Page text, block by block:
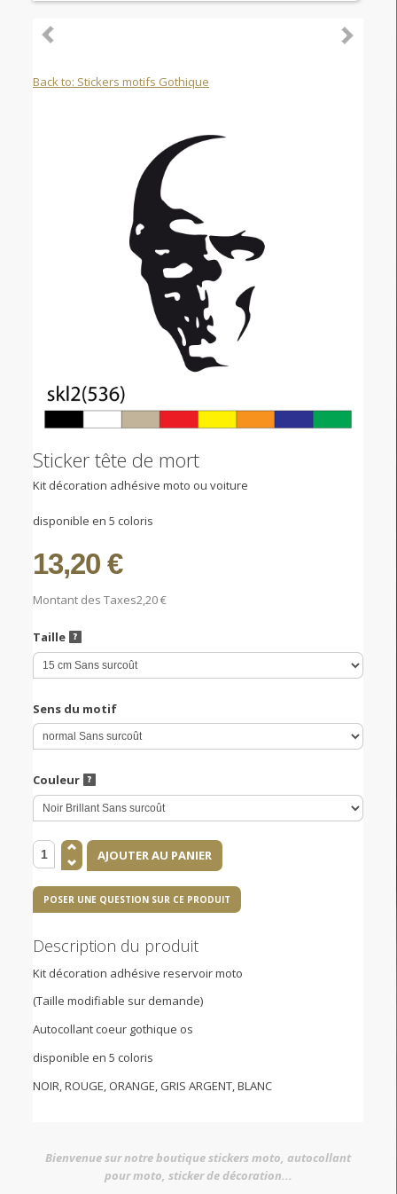
Back to: Stickers motifs Gothique
Sticker tête de mort
Kit décoration adhésive moto ou voiture
disponible en 5 coloris
13,20 €
Montant des Taxes2,20 €
Taille
Sens du motif
Couleur
POSER UNE QUESTION SUR CE PRODUIT
Description du produit
Kit décoration adhésive reservoir moto
(Taille modifiable sur demande)
Autocollant coeur gothique os
disponible en 5 coloris
NOIR, ROUGE, ORANGE, GRIS ARGENT, BLANC
Bienvenue sur notre boutique stickers moto, autocollant
pour moto, sticker de décoration...